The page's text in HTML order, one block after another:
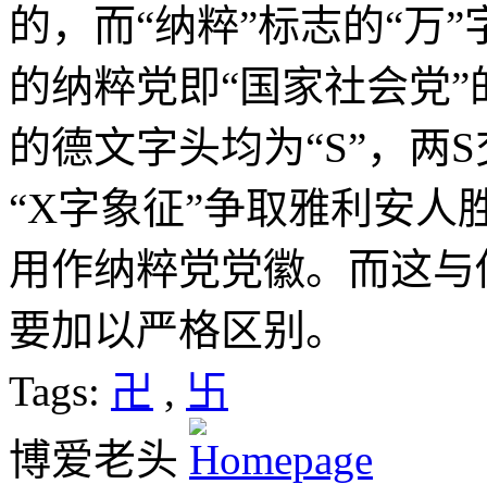
的，而“纳粹”标志的“万
的纳粹党即“国家社会党
的德文字头均为“S”，两
“X字象征”争取雅利安人
用作纳粹党党徽。而这
要加以严格区别。
Tags: 卍 , 卐
博爱老头